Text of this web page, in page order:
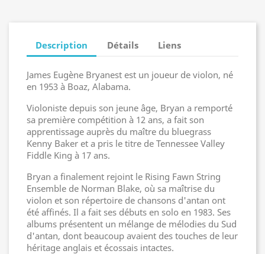
Description Détails Liens
James Eugène Bryanest est un joueur de violon, né
en 1953 à Boaz, Alabama.
Violoniste depuis son jeune âge, Bryan a remporté
sa première compétition à 12 ans, a fait son
apprentissage auprès du maître du bluegrass
Kenny Baker et a pris le titre de Tennessee Valley
Fiddle King à 17 ans.
Bryan a finalement rejoint le Rising Fawn String
Ensemble de Norman Blake, où sa maîtrise du
violon et son répertoire de chansons d'antan ont
été affinés. Il a fait ses débuts en solo en 1983. Ses
albums présentent un mélange de mélodies du Sud
d'antan, dont beaucoup avaient des touches de leur
héritage anglais et écossais intactes.